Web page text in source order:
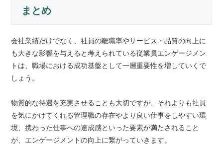
まとめ
会社業績だけでなく、社員の離職率やサービス・品質の向上に
も大きな影響を与えると考えられている従業員エンゲージメン
トは、職場における成功基盤として一層重要性を増していくで
しょう。
物質的な待遇を充実させることも大切ですが、それよりも社員
を気にかけてくれる管理職の存在やより良い仕事をしやすい環
境、携わった仕事への達成感といった要素が満たされること
が、エンゲージメントの向上に繋がっていきます。